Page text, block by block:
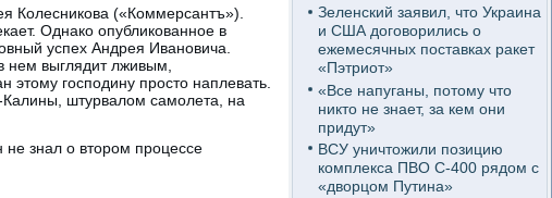
Колесникова («Коммерсантъ»).
Однако опубликованное в
успех Андрея Ивановича.
нем выглядит лживым,
господину просто наплевать.
штурвалом самолета, на
не знал о втором процессе
Зеленский заявил, что Украина
и США договорились о
ежемесячных поставках ракет
«Пэтриот»
«Все напуганы, потому что
никто не знает, за кем они
придут»
ВСУ уничтожили позицию
комплекса ПВО С-400 рядом с
«дворцом Путина»